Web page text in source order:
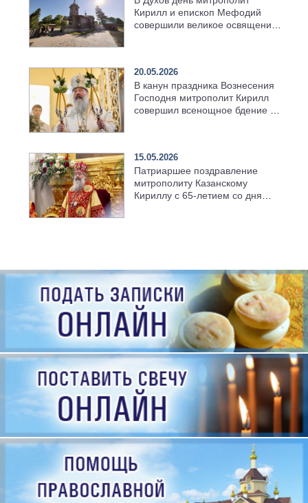
Кирилл и епископ Мефодий
совершили великое освящение
20.05.2026
В канун праздника Вознесения
Господня митрополит Кирилл
совершил всенощное бдение в
15.05.2026
Патриаршее поздравление
митрополиту Казанскому
Кириллу с 65-летием со дня